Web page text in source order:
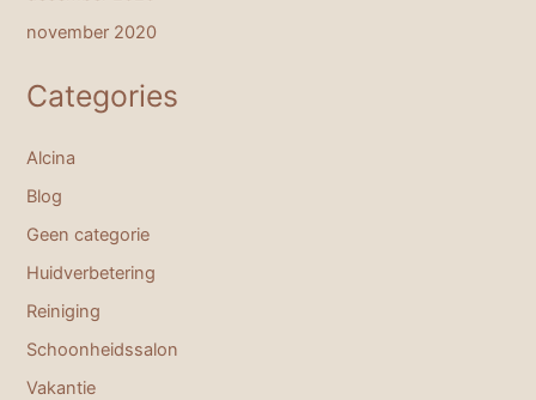
november 2020
Categories
Alcina
Blog
Geen categorie
Huidverbetering
Reiniging
Schoonheidssalon
Vakantie